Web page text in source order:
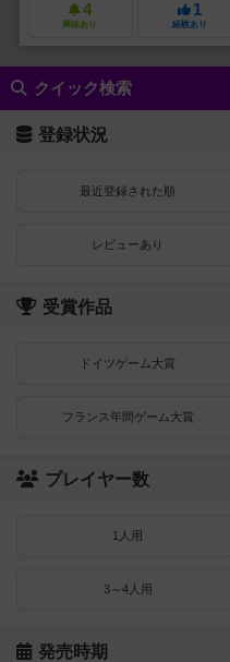
4
興味あり
1
経験あり
クイック検索
登録状況
最近登録された順
レビューあり
受賞作品
ドイツゲーム大賞
フランス年間ゲーム大賞
プレイヤー数
1人用
3～4人用
発売時期